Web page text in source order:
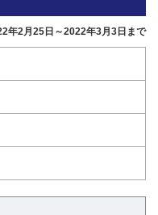
年2月25日～2022年3月3日まで